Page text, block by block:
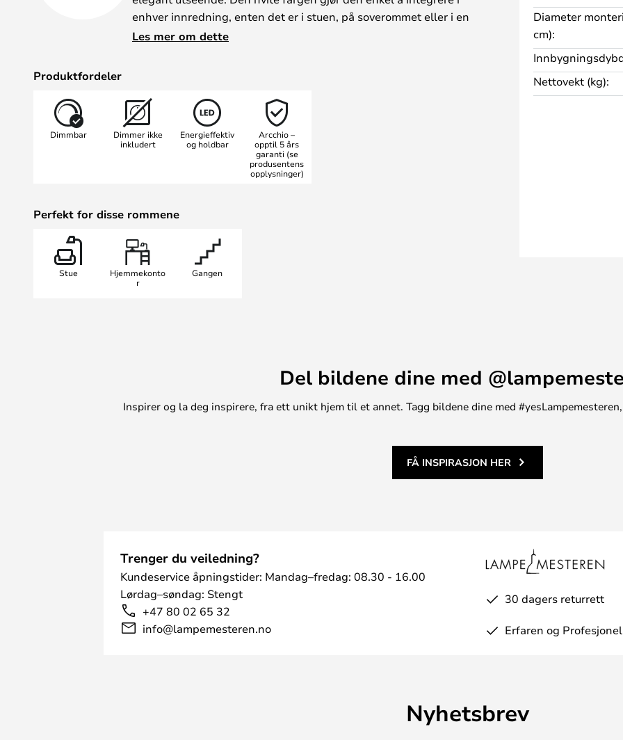
enhver innredning, enten det er i stuen, på soverommet eller i en
hyggekrok. Med en diameter på 82 mm passer den perfekt inn i
estetikk og funksjonalitet, noe som gjør den til en utmerket løsning
for deg som ønsker å kombinere moderne design med effektiv
belysning.
Les mer om dette
Produktfordeler
Dimmbar
Dimmer ikke
inkludert
Energieffektiv
og holdbar
Arcchio –
opptil 5 års
garanti (se
produsentens
opplysninger)
Perfekt for disse rommene
Stue
Hjemmekonto
r
Gangen
Diameter
cm):
Nettovekt (kg):
Del bildene dine med
Inspirer og la deg inspirere, fra ett unikt hjem til et annet. Tagg bildene dine med
FÅ INSPIRASJON HER
Trenger du veiledning?
Kundeservice åpningstider: Mandag–fredag: 08.30 - 16.00
Lørdag–søndag: Stengt
+47 80 02 65 32
info@lampemesteren.no
30 dagers returrett
Erfaren og
Nyhetsbrev